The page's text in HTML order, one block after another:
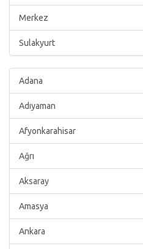
Merkez
Sulakyurt
Adana
Adıyaman
Afyonkarahisar
Ağrı
Aksaray
Amasya
Ankara